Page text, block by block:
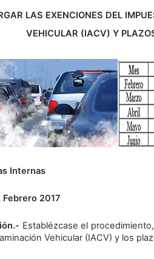
LAS EXENCIONES DEL
VEHICULAR (IACV) Y
Internas
Febrero 2017
Establézcase el
Vehicular (IACV) y los